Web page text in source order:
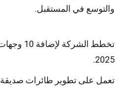
والتوسع في المستقبل.
تخطط
2025.
تعمل على تطوير طائرات صديقة